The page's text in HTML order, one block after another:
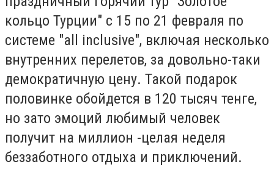
кольцо Турции" с 15 по 21 февраля по
системе "all inclusive", включая несколько
внутренних перелетов, за довольно-таки
демократичную цену. Такой подарок
половинке обойдется в 120 тысяч тенге,
но зато эмоций любимый человек
получит на миллион -целая неделя
беззаботного отдыха и приключений.